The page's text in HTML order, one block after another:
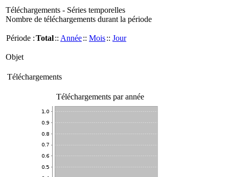
Téléchargements - Séries temporelles
Nombre de téléchargements durant la période
Période :Total:: Année:: Mois:: Jour
Objet
Téléchargements
Téléchargements par année